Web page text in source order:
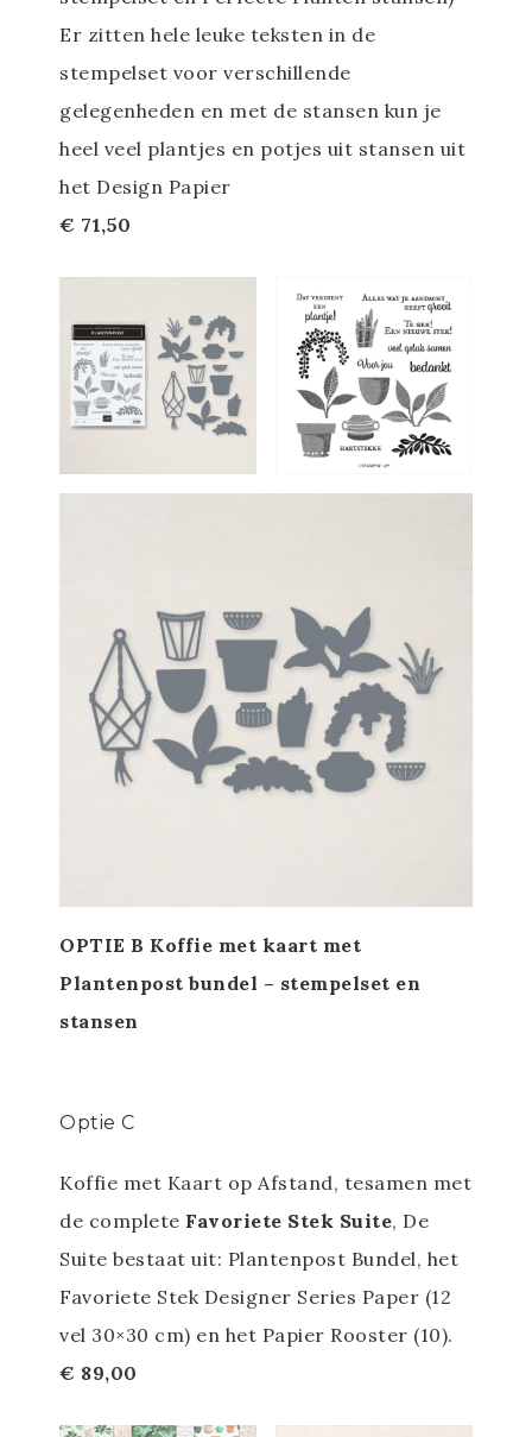
Er zitten hele leuke teksten in de
stempelset voor verschillende
gelegenheden en met de stansen kun je
heel veel plantjes en potjes uit stansen uit
het Design Papier
€ 71,50
OPTIE B Koffie met kaart met
Plantenpost bundel – stempelset en
stansen
Optie C
Koffie met Kaart op Afstand, tesamen met
de complete Favoriete Stek Suite, De
Suite bestaat uit: Plantenpost Bundel, het
Favoriete Stek Designer Series Paper (12
vel 30×30 cm) en het Papier Rooster (10).
€ 89,00